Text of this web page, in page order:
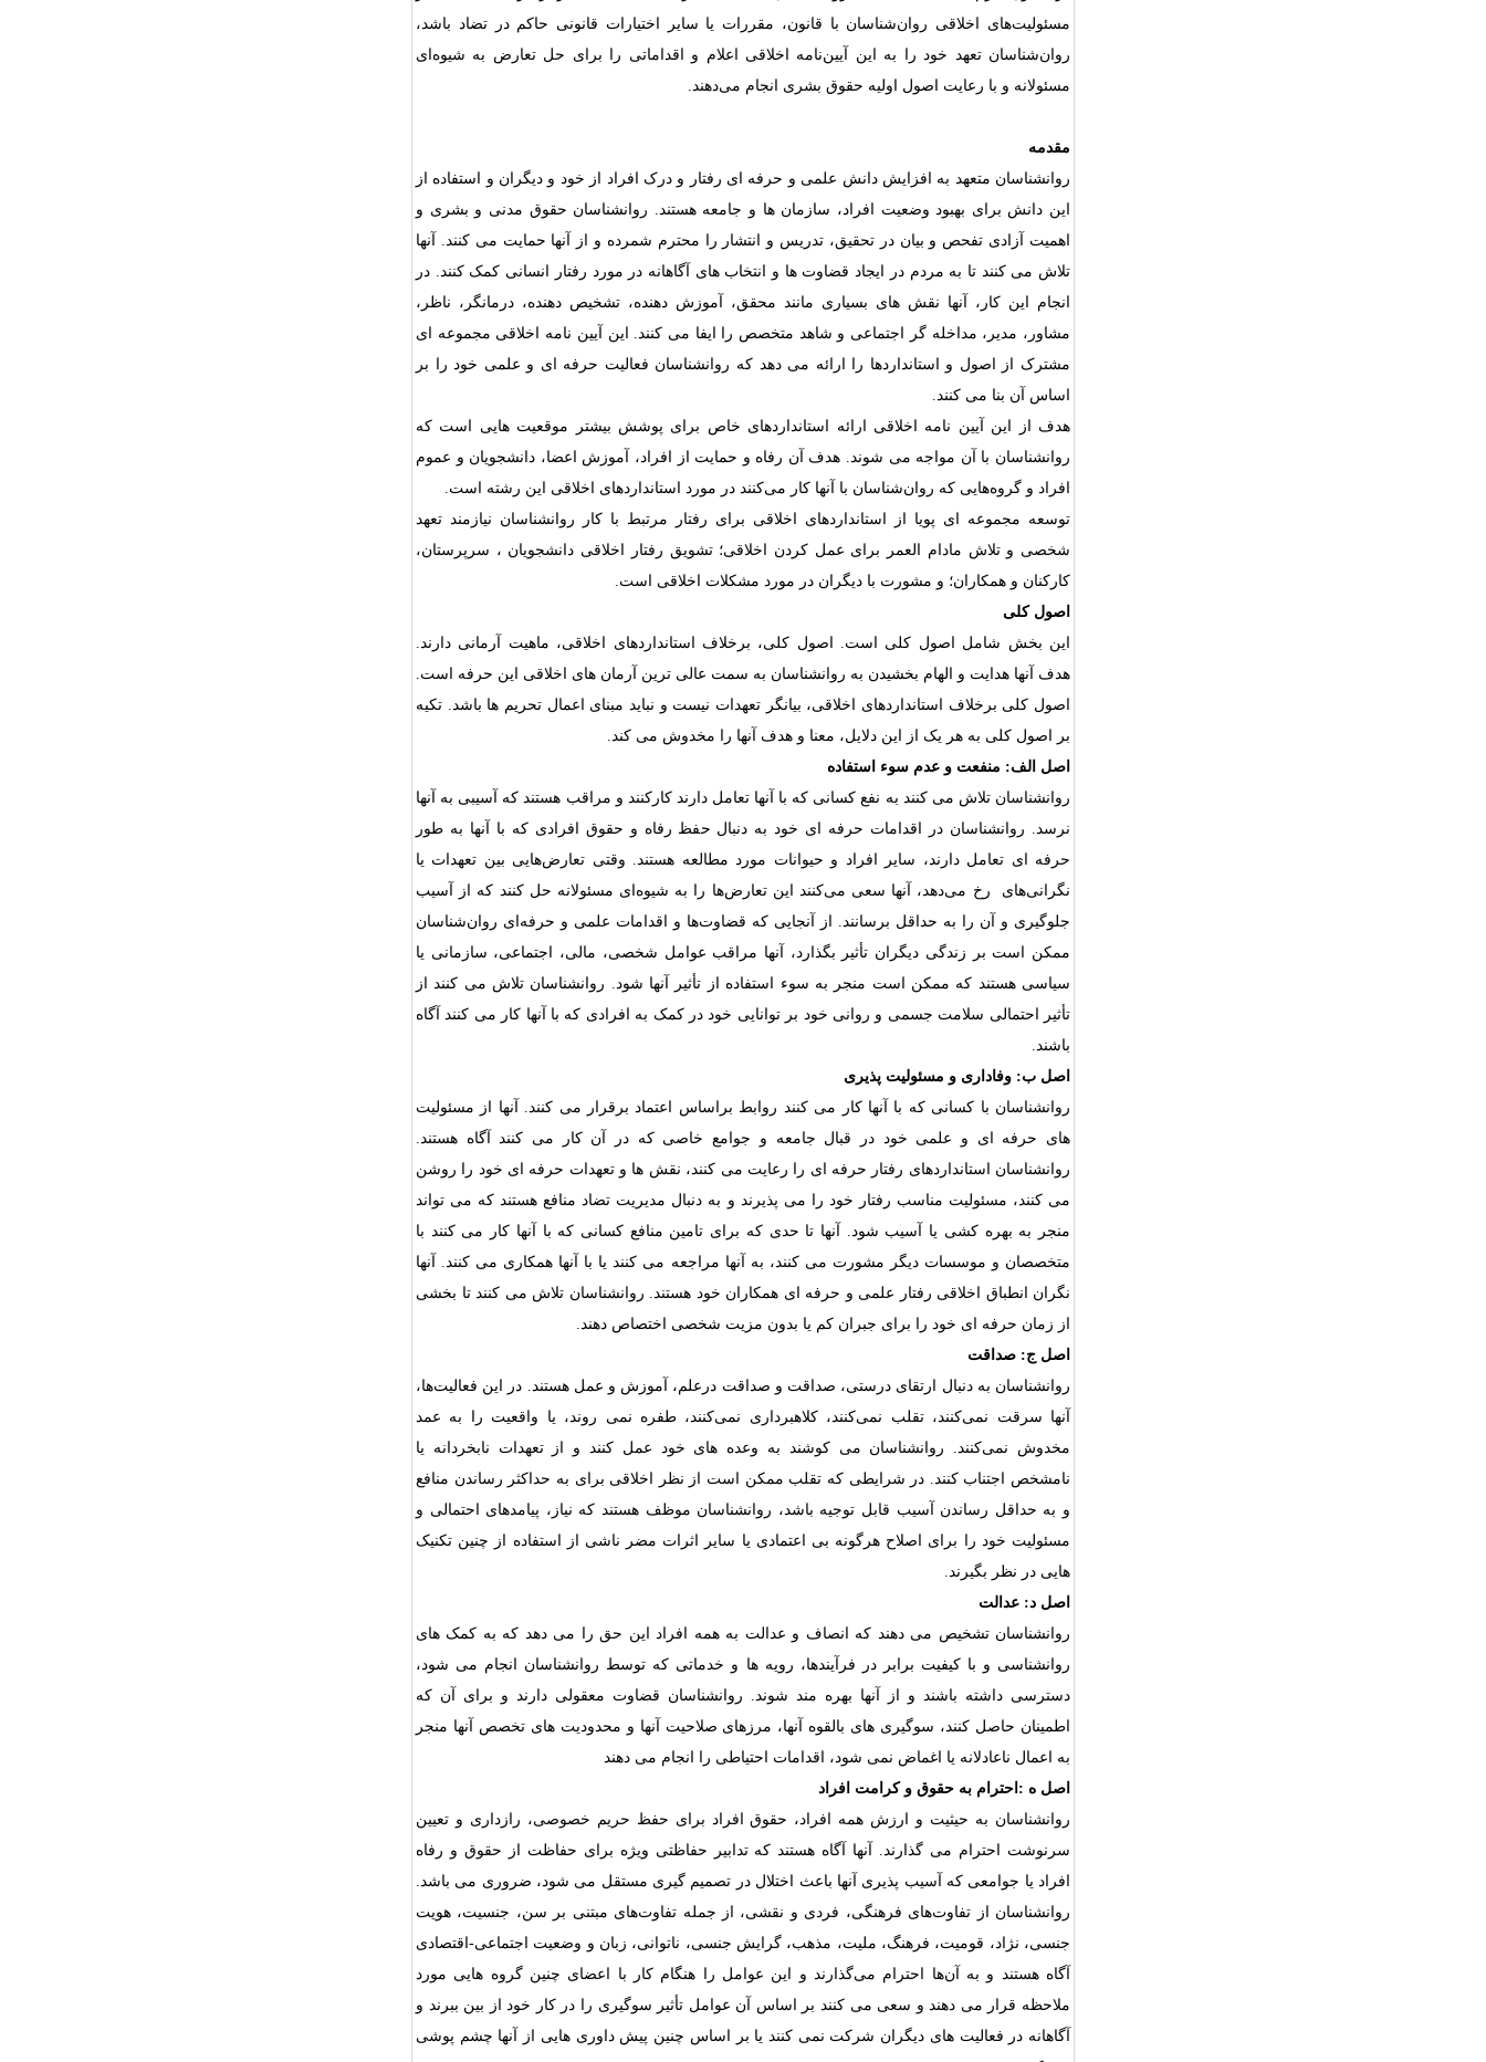
مسئولیت‌های اخلاقی روان‌شناسان با قانون، مقررات یا سایر اختیارات قانونی حاکم در تضاد باشد،
روان‌شناسان تعهد خود را به این آیین‌نامه اخلاقی اعلام و اقداماتی را برای حل تعارض به شیوه‌ای
مسئولانه و با رعایت اصول اولیه حقوق بشری انجام می‌دهند.
مقدمه
روانشناسان متعهد به افزایش دانش علمی و حرفه ای رفتار و درک افراد از خود و دیگران و استفاده از
این دانش برای بهبود وضعیت افراد، سازمان ها و جامعه هستند. روانشناسان حقوق مدنی و بشری و
اهمیت آزادی تفحص و بیان در تحقیق، تدریس و انتشار را محترم شمرده و از آنها حمایت می کنند. آنها
تلاش می کنند تا به مردم در ایجاد قضاوت ها و انتخاب های آگاهانه در مورد رفتار انسانی کمک کنند. در
انجام این کار، آنها نقش های بسیاری مانند محقق، آموزش دهنده، تشخیص دهنده، درمانگر، ناظر،
مشاور، مدیر، مداخله گر اجتماعی و شاهد متخصص را ایفا می کنند. این آیین نامه اخلاقی مجموعه ای
مشترک از اصول و استانداردها را ارائه می دهد که روانشناسان فعالیت حرفه ای و علمی خود را بر
اساس آن بنا می کنند.
هدف از این آیین نامه اخلاقی ارائه استانداردهای خاص برای پوشش بیشتر موقعیت هایی است که
روانشناسان با آن مواجه می شوند. هدف آن رفاه و حمایت از افراد، آموزش اعضا، دانشجویان و عموم
افراد و گروه‌هایی که روان‌شناسان با آنها کار می‌کنند در مورد استانداردهای اخلاقی این رشته است.
توسعه مجموعه ای پویا از استانداردهای اخلاقی برای رفتار مرتبط با کار روانشناسان نیازمند تعهد
شخصی و تلاش مادام العمر برای عمل کردن اخلاقی؛ تشویق رفتار اخلاقی دانشجویان ، سرپرستان،
کارکنان و همکاران؛ و مشورت با دیگران در مورد مشکلات اخلاقی است.
اصول کلی
این بخش شامل اصول کلی است. اصول کلی، برخلاف استانداردهای اخلاقی، ماهیت آرمانی دارند.
هدف آنها هدایت و الهام بخشیدن به روانشناسان به سمت عالی ترین آرمان های اخلاقی این حرفه است.
اصول کلی برخلاف استانداردهای اخلاقی، بیانگر تعهدات نیست و نباید مبنای اعمال تحریم ها باشد. تکیه
بر اصول کلی به هر یک از این دلایل، معنا و هدف آنها را مخدوش می کند.
اصل الف: منفعت و عدم سوء استفاده
روانشناسان تلاش می کنند به نفع کسانی که با آنها تعامل دارند کارکنند و مراقب هستند که آسیبی به آنها
نرسد. روانشناسان در اقدامات حرفه ای خود به دنبال حفظ رفاه و حقوق افرادی که با آنها به طور
حرفه ای تعامل دارند، سایر افراد و حیوانات مورد مطالعه هستند. وقتی تعارض‌هایی بین تعهدات یا
نگرانی‌های رخ می‌دهد، آنها سعی می‌کنند این تعارض‌ها را به شیوه‌ای مسئولانه حل کنند که از آسیب
جلوگیری و آن را به حداقل برسانند. از آنجایی که قضاوت‌ها و اقدامات علمی و حرفه‌ای روان‌شناسان
ممکن است بر زندگی دیگران تأثیر بگذارد، آنها مراقب عوامل شخصی، مالی، اجتماعی، سازمانی یا
سیاسی هستند که ممکن است منجر به سوء استفاده از تأثیر آنها شود. روانشناسان تلاش می کنند از
تأثیر احتمالی سلامت جسمی و روانی خود بر توانایی خود در کمک به افرادی که با آنها کار می کنند آگاه
باشند.
اصل ب: وفاداری و مسئولیت پذیری
روانشناسان با کسانی که با آنها کار می کنند روابط براساس اعتماد برقرار می کنند. آنها از مسئولیت
های حرفه ای و علمی خود در قبال جامعه و جوامع خاصی که در آن کار می کنند آگاه هستند.
روانشناسان استانداردهای رفتار حرفه ای را رعایت می کنند، نقش ها و تعهدات حرفه ای خود را روشن
می کنند، مسئولیت مناسب رفتار خود را می پذیرند و به دنبال مدیریت تضاد منافع هستند که می تواند
منجر به بهره کشی یا آسیب شود.
آنها تا حدی که برای تامین منافع کسانی که با آنها کار می کنند با
متخصصان و موسسات دیگر مشورت می کنند، به آنها مراجعه می کنند یا با آنها همکاری می کنند. آنها
نگران انطباق اخلاقی رفتار علمی و حرفه ای همکاران خود هستند. روانشناسان تلاش می کنند تا بخشی
از زمان حرفه ای خود را برای جبران کم یا بدون مزیت شخصی اختصاص دهند.
اصل ج: صداقت
روانشناسان به دنبال ارتقای درستی، صداقت و صداقت درعلم، آموزش و عمل هستند. در این فعالیت‌ها،
آنها سرقت نمی‌کنند، تقلب نمی‌کنند، کلاهبرداری نمی‌کنند، طفره نمی روند، یا واقعیت را به عمد
مخدوش نمی‌کنند.
روانشناسان می کوشند به وعده های خود عمل کنند و از تعهدات نابخردانه یا
نامشخص اجتناب کنند. در شرایطی که تقلب ممکن است از نظر اخلاقی برای به حداکثر رساندن منافع
و به حداقل رساندن آسیب قابل توجیه باشد، روانشناسان موظف هستند که نیاز، پیامدهای احتمالی و
مسئولیت خود را برای اصلاح هرگونه بی اعتمادی یا سایر اثرات مضر ناشی از استفاده از چنین تکنیک
هایی در نظر بگیرند.
اصل د: عدالت
روانشناسان تشخیص می دهند که انصاف و عدالت به همه افراد این حق را می دهد که به کمک های
روانشناسی و با کیفیت برابر در فرآیندها، رویه ها و خدماتی که توسط روانشناسان انجام می شود،
دسترسی داشته باشند و از آنها بهره مند شوند. روانشناسان قضاوت معقولی دارند و برای آن که
اطمینان حاصل کنند، سوگیری های بالقوه آنها، مرزهای صلاحیت آنها و محدودیت های تخصص آنها منجر
به اعمال ناعادلانه یا اغماض نمی شود،
اقدامات احتیاطی را انجام می دهند
اصل ه : احترام به حقوق و کرامت افراد
روانشناسان به حیثیت و ارزش همه افراد، حقوق افراد برای حفظ حریم خصوصی، رازداری و تعیین
سرنوشت احترام می گذارند. آنها آگاه هستند که تدابیر حفاظتی ویژه برای حفاظت از حقوق و رفاه
افراد یا جوامعی که آسیب پذیری آنها باعث اختلال در تصمیم گیری مستقل می شود، ضروری می باشد.
روانشناسان از تفاوت‌های فرهنگی، فردی و نقشی، از جمله تفاوت‌های مبتنی بر سن، جنسیت، هویت
جنسی، نژاد، قومیت، فرهنگ، ملیت، مذهب، گرایش جنسی، ناتوانی، زبان و وضعیت اجتماعی-اقتصادی
آگاه هستند و به آن‌ها احترام می‌گذارند و این عوامل را هنگام کار با اعضای چنین گروه هایی مورد
ملاحظه قرار می دهند و سعی می کنند بر اساس آن عوامل تأثیر سوگیری را در کار خود از بین ببرند و
آگاهانه در فعالیت های دیگران شرکت نمی کنند یا بر اساس چنین پیش داوری هایی از آنها چشم پوشی